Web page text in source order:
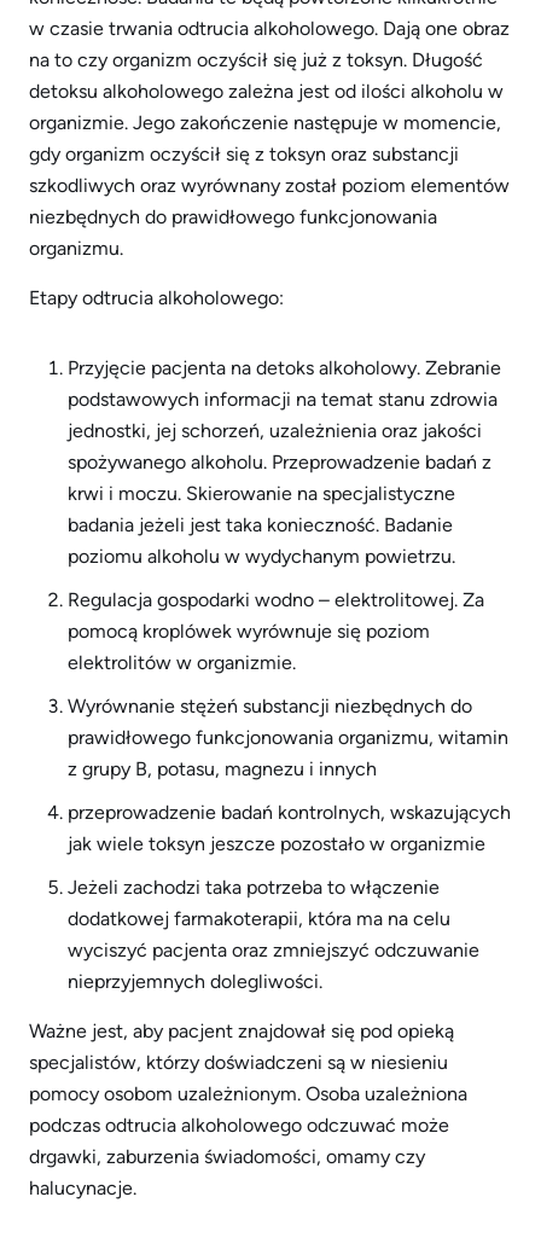
w czasie trwania odtrucia alkoholowego. Dają one obraz
na to czy organizm oczyścił się już z toksyn. Długość
detoksu alkoholowego zależna jest od ilości alkoholu w
organizmie. Jego zakończenie następuje w momencie,
gdy organizm oczyścił się z toksyn oraz substancji
szkodliwych oraz wyrównany został poziom elementów
niezbędnych do prawidłowego funkcjonowania
organizmu.
Etapy odtrucia alkoholowego:
Przyjęcie pacjenta na detoks alkoholowy. Zebranie
podstawowych informacji na temat stanu zdrowia
jednostki, jej schorzeń, uzależnienia oraz jakości
spożywanego alkoholu. Przeprowadzenie badań z
krwi i moczu. Skierowanie na specjalistyczne
badania jeżeli jest taka konieczność. Badanie
poziomu alkoholu w wydychanym powietrzu.
Regulacja gospodarki wodno – elektrolitowej. Za
pomocą kroplówek wyrównuje się poziom
elektrolitów w organizmie.
Wyrównanie stężeń substancji niezbędnych do
prawidłowego funkcjonowania organizmu, witamin
z grupy B, potasu, magnezu i innych
przeprowadzenie badań kontrolnych, wskazujących
jak wiele toksyn jeszcze pozostało w organizmie
Jeżeli zachodzi taka potrzeba to włączenie
dodatkowej farmakoterapii, która ma na celu
wyciszyć pacjenta oraz zmniejszyć odczuwanie
nieprzyjemnych dolegliwości.
Ważne jest, aby pacjent znajdował się pod opieką
specjalistów, którzy doświadczeni są w niesieniu
pomocy osobom uzależnionym. Osoba uzależniona
podczas odtrucia alkoholowego odczuwać może
drgawki, zaburzenia świadomości, omamy czy
halucynacje.